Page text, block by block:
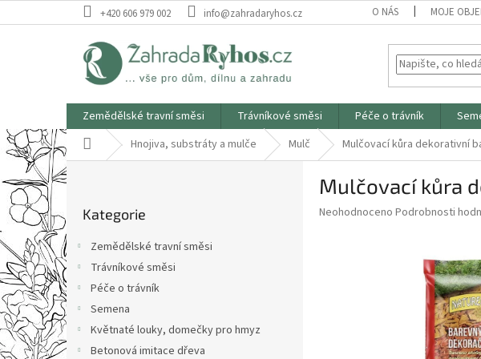
na
+420 606 979 002 info@zahradaryhos.cz O NÁS MOJE
Zemědělské travní směsi Trávníkové směsi Péče o trávník
Domů Hnojiva, substráty a mulče Mulč Mulčovací kůra dekorativní
P
o
r
a
n
n
í
p
a
kategorie
Kategorie
Zemědělské travní směsi
Trávníkové směsi
Péče o trávník
Semena
Květnaté louky, domečky pro hmyz
Betonová imitace dřeva
Mulčovací kůra
Průměrné
Neohodnoceno Podrobnosti